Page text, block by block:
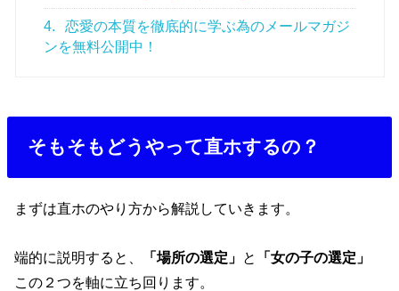
4.
恋愛の本質を徹底的に学ぶ為のメールマガジ
ンを無料公開中！
そもそもどうやって直ホするの？
まずは直ホのやり方から解説していきます。
端的に説明すると、 「場所の選定」 と
「女の子の選定」
この２つを軸に立ち回ります。